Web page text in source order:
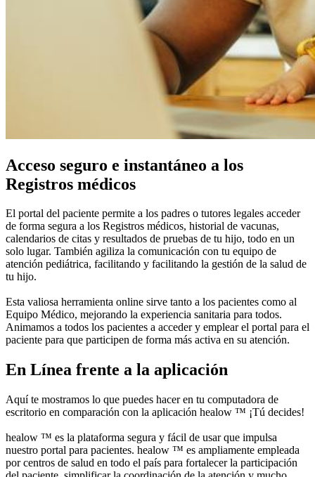
Acceso seguro e instantáneo a los
Registros médicos
El portal del paciente permite a los padres o tutores legales acceder
de forma segura a los Registros médicos, historial de vacunas,
calendarios de citas y resultados de pruebas de tu hijo, todo en un
solo lugar. También agiliza la comunicación con tu equipo de
atención pediátrica, facilitando y facilitando la gestión de la salud de
tu hijo.
Esta valiosa herramienta online sirve tanto a los pacientes como al
Equipo Médico, mejorando la experiencia sanitaria para todos.
Animamos a todos los pacientes a acceder y emplear el portal para el
paciente para que participen de forma más activa en su atención.
En Línea frente a la aplicación
Aquí te mostramos lo que puedes hacer en tu computadora de
escritorio en comparación con la aplicación healow ™ ¡Tú decides!
healow ™ es la plataforma segura y fácil de usar que impulsa
nuestro portal para pacientes. healow ™ es ampliamente empleada
por centros de salud en todo el país para fortalecer la participación